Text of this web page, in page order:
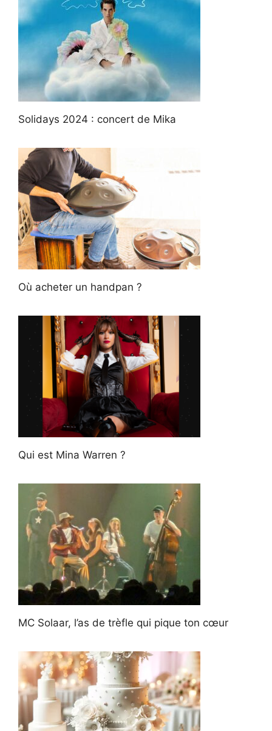
Solidays 2024 : concert de Mika
Où acheter un handpan ?
Qui est Mina Warren ?
MC Solaar, l’as de trèfle qui pique ton cœur